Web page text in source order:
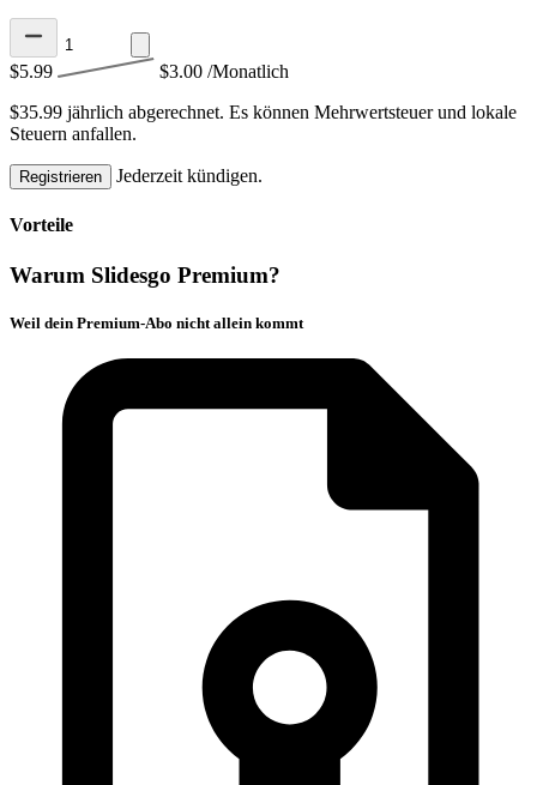
$5.99 $3.00 /Monatlich
$35.99 jährlich abgerechnet. Es können Mehrwertsteuer und lokale
Steuern anfallen.
Registrieren Jederzeit kündigen.
Vorteile
Warum Slidesgo Premium?
Weil dein Premium-Abo nicht allein kommt